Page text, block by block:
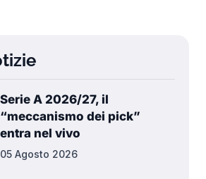
Serie A 2026/27, il
“meccanismo dei pick”
entra nel vivo
05 Agosto 2026